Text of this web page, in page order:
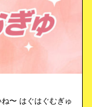
〜 はぐはぐむぎゅ